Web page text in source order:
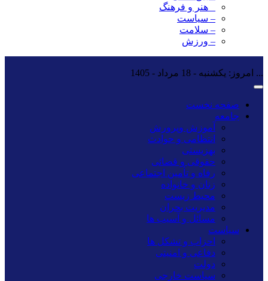
_ هنر و فرهنگ
– سیاست
– سلامت
– ورزش
... امروز: یکشنبه - 18 مرداد - 1405
صفحه نخست
جامعه
آموزش وپرورش
انتظامی و حوادث
بهزیستی
حقوقی و قضائی
رفاه و تأمین اجتماعی
زنان و خانواده
محیط زیست
مدیریت بحران
مسائل و آسیب ها
سیاست
احزاب و تشکل ها
دفاعی و امنیتی
دولت
سیاست خارجی